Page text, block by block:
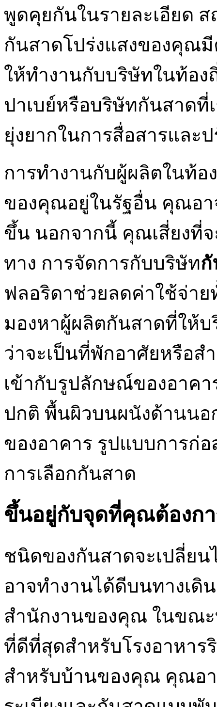
พูดคุยกันในรายละเอียด
กันสาดโปร่งแสงของคุณ
ให้ทำงานกับบริษัทในท้อง
ปาเบย์หรือบริษัทกันสาด
ยุ่งยากในการสื่อสารและ
การทำงานกับผู้ผลิตในท้
ของคุณอยู่ในรัฐอื่น คุณอา
ขึ้น นอกจากนี้ คุณเสี่ยงที่จ
ทาง การจัดการกับบริษัทกั
ฟลอริดาช่วยลดค่าใช้จ่า
มองหาผู้ผลิตกันสาดที่ให้
ว่าจะเป็นที่พักอาศัยหรือ
เข้ากับรูปลักษณ์ของอาค
ปกติ พื้นผิวบนผนังด้านน
ของอาคาร รูปแบบการก่
การเลือกกันสาด
ขึ้นอยู่กับจุดที่คุณต้องก
ชนิดของกันสาดจะเปลี่ย
อาจทำงานได้ดีบนทางเดิ
สำนักงานของคุณ ในขณะ
ที่ดีที่สุดสำหรับโรงอาหาร
สำหรับบ้านของคุณ คุณอ